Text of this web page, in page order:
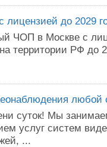
лицензией до 2029
ЧОП в Москве с
территории РФ до
любой
суток! Мы
услуг систем
...